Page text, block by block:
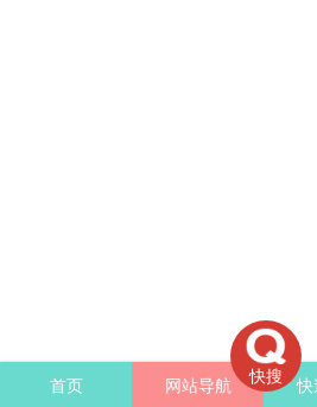
快搜
首页 网站导航 快